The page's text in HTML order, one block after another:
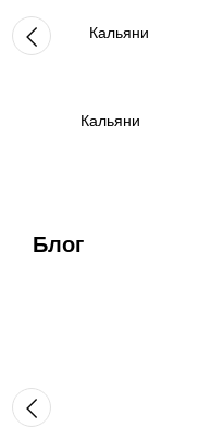
Кальяни
Блог